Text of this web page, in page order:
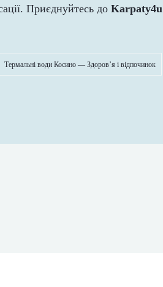
Приєднуйтесь до Karpaty4u
Термальні води Косино — Здоров’я і відпочинок